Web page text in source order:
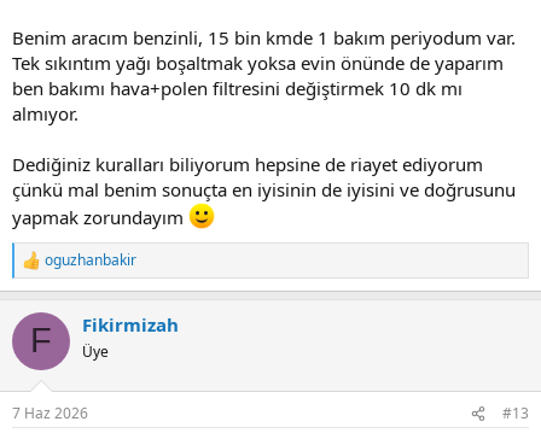
Benim aracım benzinli, 15 bin kmde 1 bakım periyodum var.
Tek sıkıntım yağı boşaltmak yoksa evin önünde de yaparım
ben bakımı hava+polen filtresini değiştirmek 10 dk mı
almıyor.
Dediğiniz kuralları biliyorum hepsine de riayet ediyorum
çünkü mal benim sonuçta en iyisinin de iyisini ve doğrusunu
yapmak zorundayım
T
e
k
l
oguzhanbakir
F Fikirmizah
Üye
7 Haz 2026 #13